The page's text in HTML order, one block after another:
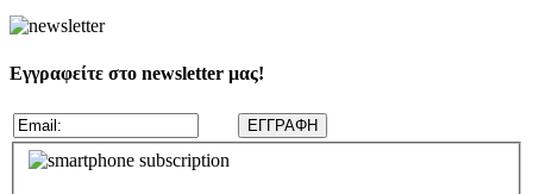
Εγγραφείτε στο newsletter μας!